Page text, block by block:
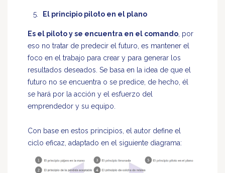
El principio piloto en el plano
Es el piloto y se encuentra en el comando , por
eso no tratar de predecir el futuro, es mantener el
foco en el trabajo para crear y para generar los
resultados deseados. Se basa en la idea de que el
futuro no se encuentra o se predice, de hecho, él
se hará por la acción y el esfuerzo del
emprendedor y su equipo.
Con base en estos principios, el autor define el
ciclo eficaz, adaptado en el siguiente diagrama: